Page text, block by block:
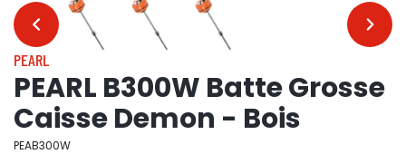
… …
PEARL
PEARL B300W Batte Grosse
Caisse Demon - Bois
PEAB300W